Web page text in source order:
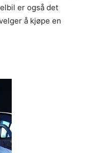
er også det
å kjøpe en